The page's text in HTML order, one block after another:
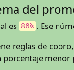
del
es 80% . Ese
reglas de
menor